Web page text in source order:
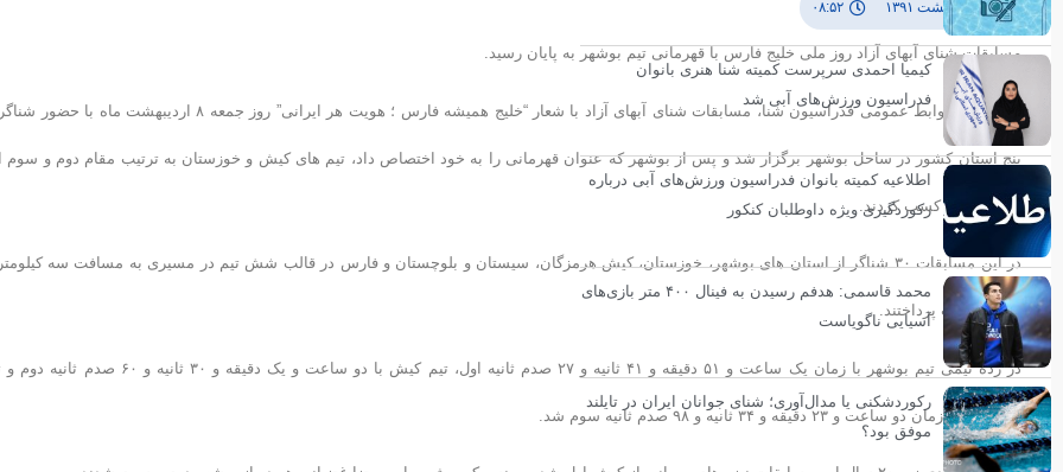
۹ اردیبهشت ۱۳۹۱ ۰۸:۵۲
مسابقات شنای آبهای آزاد روز ملی خلیج فارس با قهرمانی تیم بوشهر به پایان رسید.
به گزارش روابط عمومی فدراسیون شنا، مسابقات شنای آبهای آزاد با شعار “خلیج همیشه فارس ؛ هویت هر ایرانی” روز جمعه ٨ اردیبهشت ماه
پنج استان کشور در ساحل بوشهر برگزار شد و پس از بوشهر که عنوان قهرمانی را به خود اختصاص داد، تیم های کیش و خوزستان به ترتیب مقام دوم و سوم
مسابقات را کسب کردند.
در این مسابقات ٣۰ شناگر از استان های بوشهر، خوزستان، کیش هرمزگان، سیستان و بلوچستان و فارس در قالب شش تیم در مسیری به مسافت سه
هم به رقابت پرداختند.
در رده تیمی تیم بوشهر با زمان یک ساعت و ۵١ دقیقه و ۴١ ثانیه و ٢٧ صدم ثانیه اول، تیم کیش با دو ساعت و یک دقیقه و ٣۰ ثانیه و
خوزستان با زمان دو ساعت و ٢٣ دقیقه و ٣۴ ثانیه و ٩٨ صدم ثانیه سوم شد.
کیمیا احمدی سرپرست کمیته شنا هنری بانوان
فدراسیون ورزش‌های آبی شد
اطلاعیه کمیته بانوان فدراسیون ورزش‌های آبی درباره
رکوردگیری ویژه داوطلبان کنکور
محمد قاسمی: هدفم رسیدن به فینال ۴۰۰ متر بازی‌های
آسیایی ناگویاست
رکوردشکنی یا مدال‌آوری؛ شنای جوانان ایران در تایلند
موفق بود؟